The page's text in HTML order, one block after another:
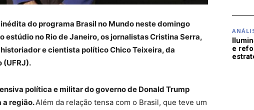
do programa Brasil no Mundo neste domingo
estúdio no Rio de Janeiro, os jornalistas Cristina Serra,
e cientista político Chico Teixeira, da
(UFRJ).
política e militar do governo de Donald Trump
a região.Além da relação tensa com o Brasil, que teve um
e